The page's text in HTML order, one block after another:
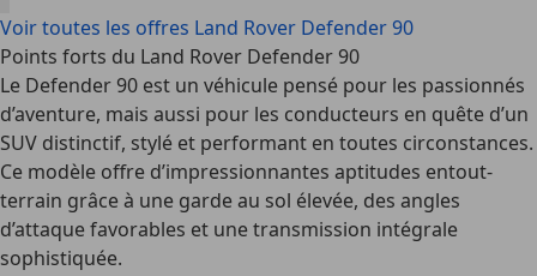
Voir toutes les offres Land Rover Defender 90
Points forts du Land Rover Defender 90
Le Defender 90 est un véhicule pensé pour les passionnés
d’aventure, mais aussi pour les conducteurs en quête d’un
SUV distinctif, stylé et performant en toutes circonstances.
Ce modèle offre d’impressionnantes aptitudes entout-
terrain grâce à une garde au sol élevée, des angles
d’attaque favorables et une transmission intégrale
sophistiquée.